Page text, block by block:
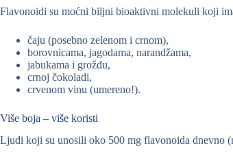
Flavonoidi su moćni biljni bioaktivni molekuli koji
čaju (posebno zelenom i crnom),
borovnicama, jagodama, narandžama,
jabukama i grožđu,
crnoj čokoladi,
crvenom vinu (umereno!).
Više boja – više koristi
Ljudi koji su unosili oko 500 mg flavonoida dnevno